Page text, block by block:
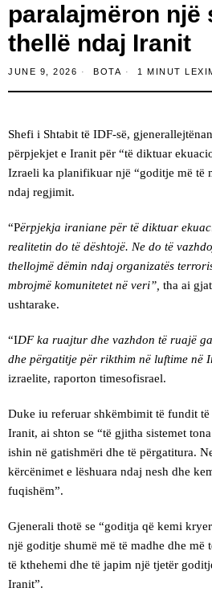
paralajmëron një
thellë ndaj Iranit
JUNE 9, 2026 BOTA 1 MINUT
Shefi i Shtabit të IDF-së,
përpjekjet e Iranit për “të diktuar
Izraeli ka planifikuar një “goditje më të
ndaj regjimit.
“Përpjekja iraniane për të diktuar
realitetin do të dështojë. Ne do të
thellojmë dëmin ndaj organizatës
mbrojmë komunitetet në veri”, tha ai
ushtarake.
“IDF ka ruajtur dhe vazhdon të ruajë
dhe përgatitje për rikthim në luftime në
izraelite, raporton timesofisrael.
Duke iu referuar shkëmbimit të fundit
Iranit, ai shton se “të gjitha sistemet
ishin në gatishmëri dhe të përgatitura.
kërcënimet e lëshuara ndaj nesh dhe
fuqishëm”.
Gjenerali thotë se “goditja që kemi
një goditje shumë më të madhe dhe më
të kthehemi dhe të japim një tjetër
Iranit”.